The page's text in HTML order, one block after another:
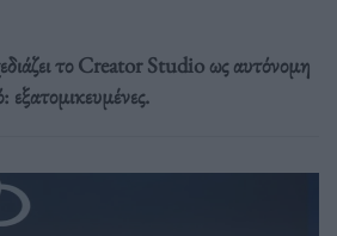
το Creator Studio ως αυτόνομη